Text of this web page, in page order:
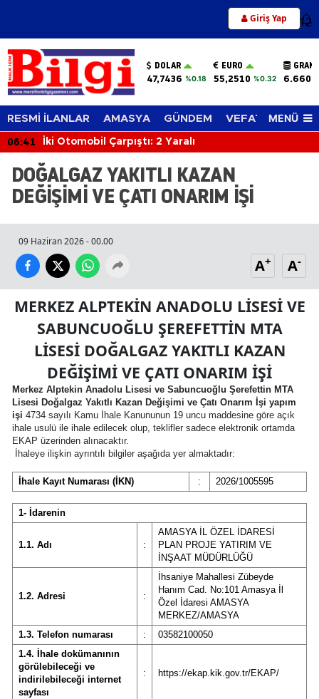
Giriş Yap 12
DOLAR
47,7436 %0.18
EURO
55,2510 %0.32
RESMİ İLANLAR AMASYA GÜNDEM VEFAT EDENLER
MENÜ
06:41 İki Otomobil Çarpıştı: 2 Yaralı
DOĞALGAZ YAKITLI KAZAN
DEĞİŞİMİ VE ÇATI ONARIM İŞİ
09 Haziran 2026 - 00.00
A+ A-
MERKEZ ALPTEKİN ANADOLU LİSESİ VE
SABUNCUOĞLU ŞEREFETTİN MTA
LİSESİ DOĞALGAZ YAKITLI KAZAN
DEĞİŞİMİ VE ÇATI ONARIM İŞİ
Merkez Alptekin Anadolu Lisesi ve Sabuncuoğlu Şerefettin MTA
Lisesi Doğalgaz Yakıtlı Kazan Değişimi ve Çatı Onarım İşi yapım
işi 4734 sayılı Kamu İhale Kanununun 19 uncu maddesine göre açık
ihale usulü ile ihale edilecek olup, teklifler sadece elektronik ortamda
EKAP üzerinden alınacaktır.
İhaleye ilişkin ayrıntılı bilgiler aşağıda yer almaktadır:
İhale Kayıt Numarası (İKN) : 2026/1005595
1- İdarenin
1.1. Adı :
AMASYA İL ÖZEL İDARESİ
PLAN PROJE YATIRIM VE
İNŞAAT MÜDÜRLÜĞÜ
1.2. Adresi :
İhsaniye Mahallesi Zübeyde
Hanım Cad. No:101 Amasya İl
Özel İdaresi AMASYA
MERKEZ/AMASYA
1.3. Telefon numarası
:
03582100050
1.4. İhale dokümanının
görülebileceği ve
indirilebileceği internet
sayfası
: https://ekap.kik.gov.tr/EKAP/